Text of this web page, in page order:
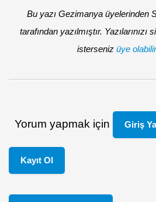
Bu yazı Gezimanya üyelerinden
tarafından yazılmıştır.
isterseniz üye
Yorum yapmak için Giriş
Kayıt Ol